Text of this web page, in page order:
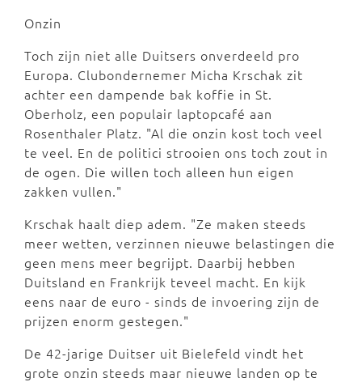
Onzin
Toch zijn niet alle Duitsers onverdeeld pro
Europa. Clubondernemer Micha Krschak zit
achter een dampende bak koffie in St.
Oberholz, een populair laptopcafé aan
Rosenthaler Platz. "Al die onzin kost toch veel
te veel. En de politici strooien ons toch zout in
de ogen. Die willen toch alleen hun eigen
zakken vullen."
Krschak haalt diep adem. "Ze maken steeds
meer wetten, verzinnen nieuwe belastingen die
geen mens meer begrijpt. Daarbij hebben
Duitsland en Frankrijk teveel macht. En kijk
eens naar de euro - sinds de invoering zijn de
prijzen enorm gestegen."
De 42-jarige Duitser uit Bielefeld vindt het
grote onzin steeds maar nieuwe landen op te